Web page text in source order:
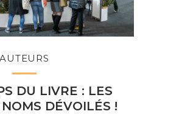
AUTEURS
DU LIVRE : LES
DÉVOILÉS !